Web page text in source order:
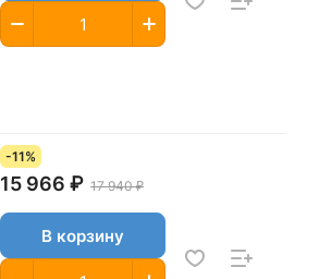
-11%
15 966 ₽ 17 940 ₽
В корзину